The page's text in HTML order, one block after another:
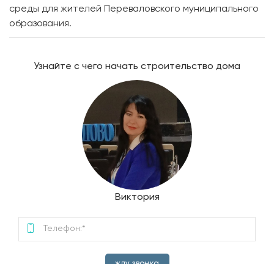
среды для жителей Переваловского муниципального
образования.
Узнайте с чего начать строительство дома
Виктория